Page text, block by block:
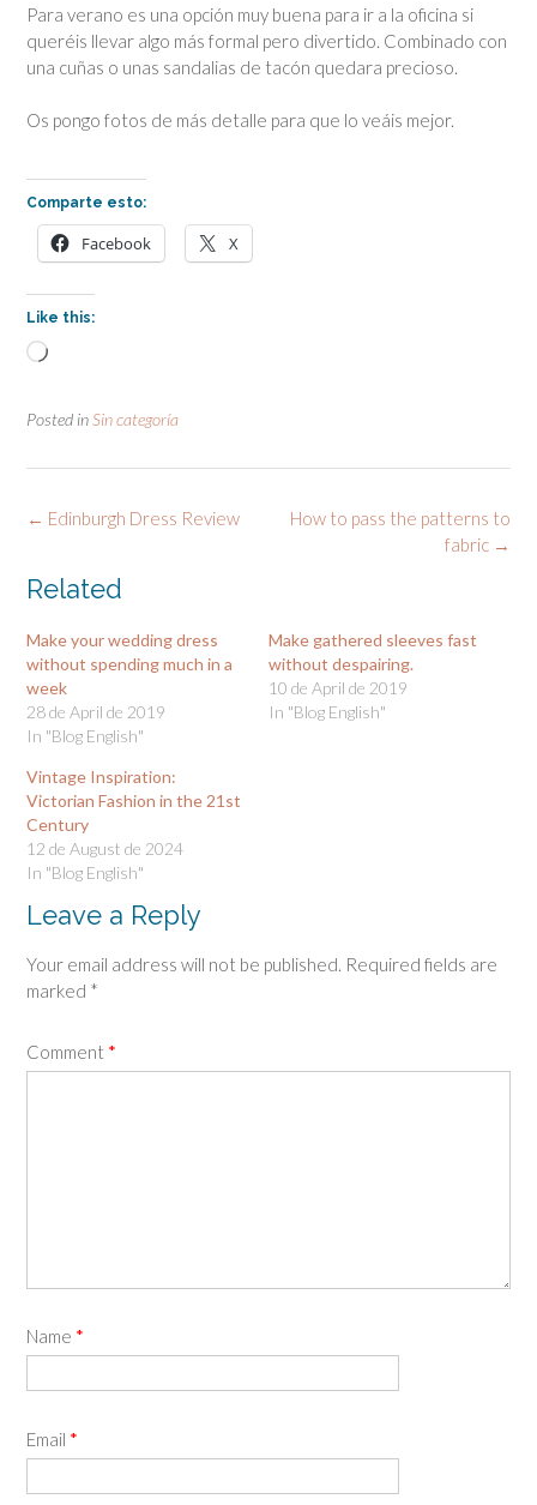
Para verano es una opción muy buena para ir a la oficina si
queréis llevar algo más formal pero divertido. Combinado con
una cuñas o unas sandalias de tacón quedara precioso.
Os pongo fotos de más detalle para que lo veáis mejor.
Comparte esto:
Facebook X
Like this:
Loading…
Posted inSin categoría
Post
How to pass the patterns to
fabric →
← Edinburgh Dress Review
Related
Make your wedding dress
without spending much in a
week
28 de April de 2019
In "Blog English"
Make gathered sleeves fast
without despairing.
10 de April de 2019
In "Blog English"
Vintage Inspiration:
Victorian Fashion in the 21st
Century
12 de August de 2024
In "Blog English"
Leave a Reply
Your email address will not be published. Required fields are
marked *
Comment *
Name *
Email *